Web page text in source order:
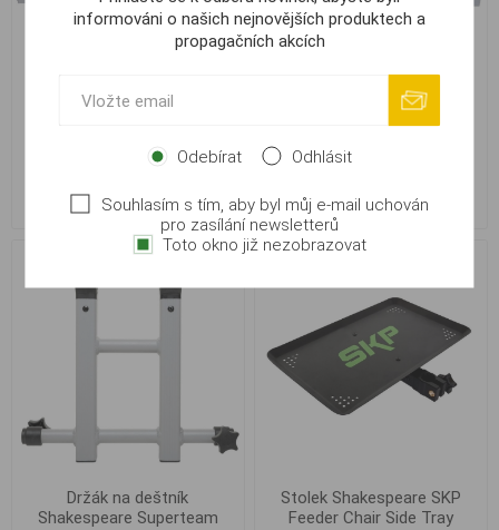
Superteam Sidetray
1 199,00 Kč
Stolek Shakespeare
Groundbait Bowl
1 099,00 Kč
Držák na deštník
Shakespeare Superteam
Stolek Shakespeare SKP
Feeder Chair Side Tray
informováni o našich nejnovějších produktech a
propagačních akcích
Odebírat Odhlásit
Souhlasím s tím, aby byl můj e-mail uchován
pro zasílání newsletterů
Toto okno již nezobrazovat